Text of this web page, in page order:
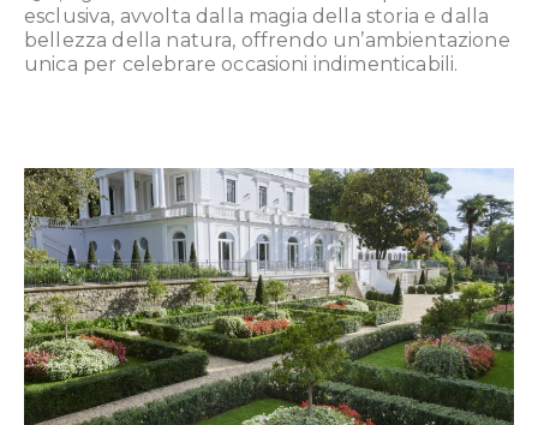
esclusiva, avvolta dalla magia della storia e dalla
bellezza della natura, offrendo un’ambientazione
unica per celebrare occasioni indimenticabili.